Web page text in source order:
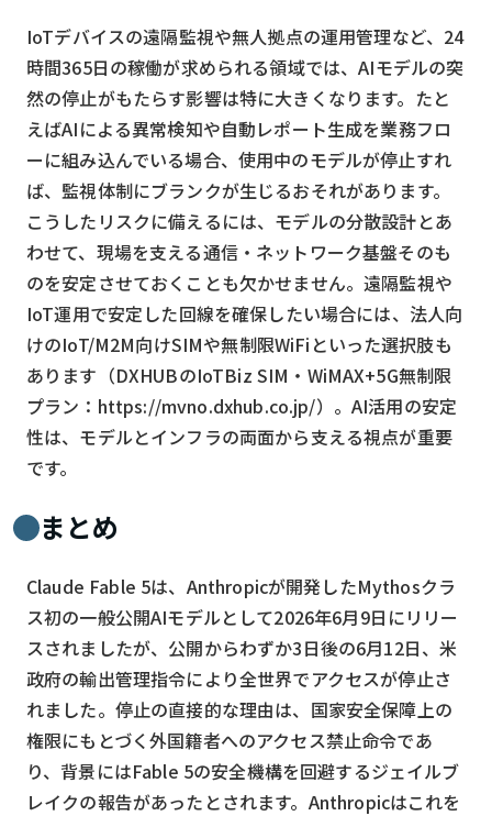
IoTデバイスの遠隔監視や無人拠点の運用管理など、24
時間365日の稼働が求められる領域では、AIモデルの突
然の停止がもたらす影響は特に大きくなります。たと
えばAIによる異常検知や自動レポート生成を業務フロ
ーに組み込んでいる場合、使用中のモデルが停止すれ
ば、監視体制にブランクが生じるおそれがあります。
こうしたリスクに備えるには、モデルの分散設計とあ
わせて、現場を支える通信・ネットワーク基盤そのも
のを安定させておくことも欠かせません。遠隔監視や
IoT運用で安定した回線を確保したい場合には、法人向
けのIoT/M2M向けSIMや無制限WiFiといった選択肢も
あります（DXHUBのIoTBiz SIM・WiMAX+5G無制限
プラン：https://mvno.dxhub.co.jp/）。AI活用の安定
性は、モデルとインフラの両面から支える視点が重要
です。
まとめ
Claude Fable 5は、Anthropicが開発したMythosクラ
ス初の一般公開AIモデルとして2026年6月9日にリリー
スされましたが、公開からわずか3日後の6月12日、米
政府の輸出管理指令により全世界でアクセスが停止さ
れました。停止の直接的な理由は、国家安全保障上の
権限にもとづく外国籍者へのアクセス禁止命令であ
り、背景にはFable 5の安全機構を回避するジェイルブ
レイクの報告があったとされます。Anthropicはこれを